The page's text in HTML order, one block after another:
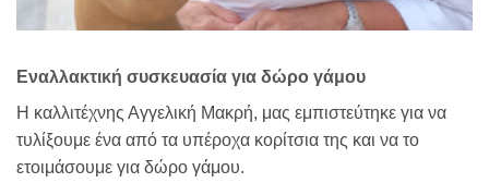
Εναλλακτική συσκευασία για δώρο γάμου
Η καλλιτέχνης Αγγελική Μακρή, μας εμπιστεύτηκε για να
τυλίξουμε ένα από τα υπέροχα κορίτσια της και να το
ετοιμάσουμε για δώρο γάμου.